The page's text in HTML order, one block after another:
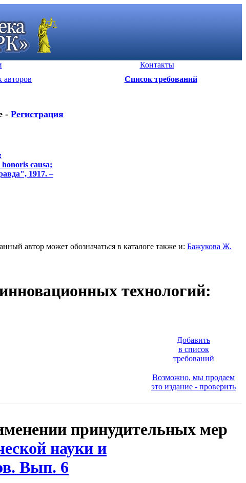
Контакты
авторов Список требований
- Регистрация
causa;
1917. –
автор может обозначаться в каталоге также и: Бажукова Ж.
технологий:
Добавить
в список
требований
Возможно, мы продаем
это издание - проверить
принудительных мер
науки и
Вып. 6